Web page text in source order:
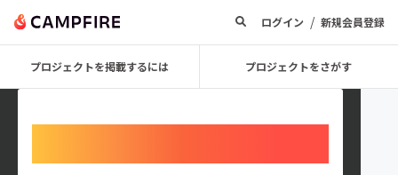
ログイン / 新規会員登録
プロジェクトを掲載するには プロジェクトをさがす